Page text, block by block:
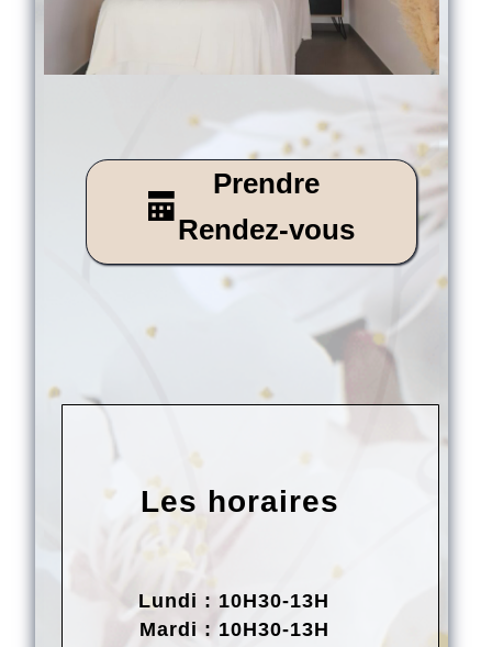
Prendre
Rendez-vous
Les horaires
Lundi : 10H30-13H
Mardi : 10H30-13H